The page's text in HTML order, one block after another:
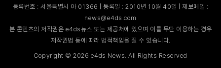
등록번호 : 서울특별시 아 01366 | 등록일 : 2010년 10월 40일 | 제보메일 :
news@e4ds.com
본 콘텐츠의 저작권은 e4ds뉴스 또는 제공처에 있으며 이를 무단 이용하는 경우
저작권법 등에 따라 법적책임을 질 수 있습니다.
Copyright ©2026 e4ds News. All Rights Reserved